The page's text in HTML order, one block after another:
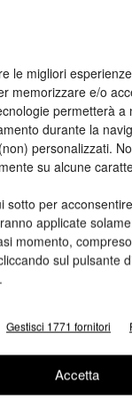
le migliori
memorizzare e/o
permetterà
durante la
personalizzati.
su alcune
sotto per
applicate
momento,
sul pulsante
Gestisci 1771 fornitori
Accetta
a loro si
di alcuni paesi
dei lavori 2013: